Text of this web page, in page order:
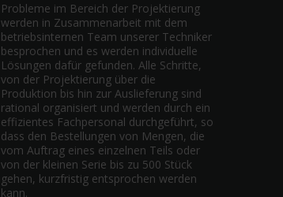
Probleme im Bereich der Projektierung
werden in Zusammenarbeit mit dem
betriebsinternen Team unserer Techniker
besprochen und es werden individuelle
Lösungen dafür gefunden. Alle Schritte,
von der Projektierung über die
Produktion bis hin zur Auslieferung sind
rational organisiert und werden durch ein
effizientes Fachpersonal durchgeführt, so
dass den Bestellungen von Mengen, die
vom Auftrag eines einzelnen Teils oder
von der kleinen Serie bis zu 500 Stück
gehen, kurzfristig entsprochen werden
kann.